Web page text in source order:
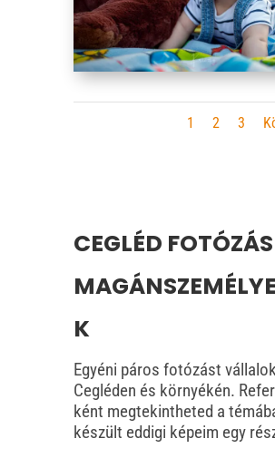
1 2 3
CEGLÉD FOTÓZÁS
K
Egyéni páros fotózást vállalok
Cegléden és környékén.
ként megtekintheted a
készült eddigi képeim egy